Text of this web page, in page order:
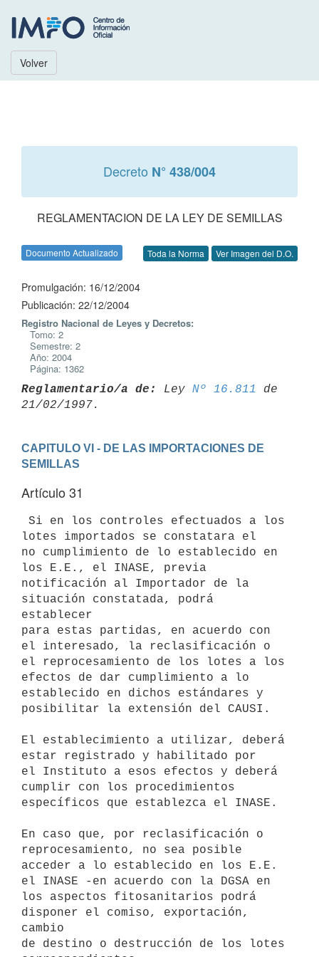
Volver
Decreto N° 438/004
REGLAMENTACION DE LA LEY DE SEMILLAS
Documento Actualizado Toda la Norma Ver Imagen del D.O.
Promulgación: 16/12/2004
Publicación: 22/12/2004
Registro Nacional de Leyes y Decretos:
Tomo: 2
Semestre: 2
Año: 2004
Página: 1362
Reglamentario/a de: Ley Nº 16.811
de
CAPITULO VI - DE LAS IMPORTACIONES DE
SEMILLAS
Artículo 31
lotes importados se constatara el
no cumplimiento de lo establecido en
los E.E., el INASE, previa
notificación al Importador de la
situación constatada, podrá
establecer
para estas partidas, en acuerdo con
el interesado, la reclasificación o
el reprocesamiento de los lotes a los
efectos de dar cumplimiento a lo
establecido en dichos estándares y
posibilitar la extensión del CAUSI.
El establecimiento a utilizar, deberá
estar registrado y habilitado por
el Instituto a esos efectos y deberá
cumplir con los procedimientos
específicos que establezca el INASE.
En caso que, por reclasificación o
reprocesamiento, no sea posible
acceder a lo establecido en los E.E.
el INASE -en acuerdo con la DGSA en
los aspectos fitosanitarios podrá
disponer el comiso, exportación,
cambio
de destino o destrucción de los lotes